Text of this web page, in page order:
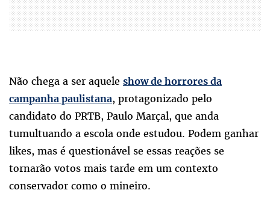
Não chega a ser aquele show de horrores da
campanha paulistana, protagonizado pelo
candidato do PRTB, Paulo Marçal, que anda
tumultuando a escola onde estudou. Podem ganhar
likes, mas é questionável se essas reações se
tornarão votos mais tarde em um contexto
conservador como o mineiro.